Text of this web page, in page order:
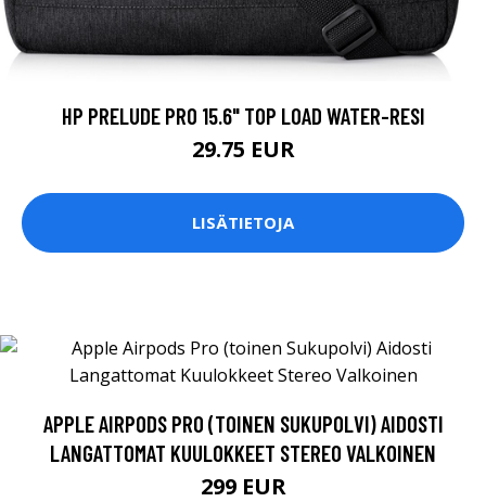
HP PRELUDE PRO 15.6" TOP LOAD WATER-RESI
29.75 EUR
LISÄTIETOJA
APPLE AIRPODS PRO (TOINEN SUKUPOLVI) AIDOSTI
LANGATTOMAT KUULOKKEET STEREO VALKOINEN
299 EUR